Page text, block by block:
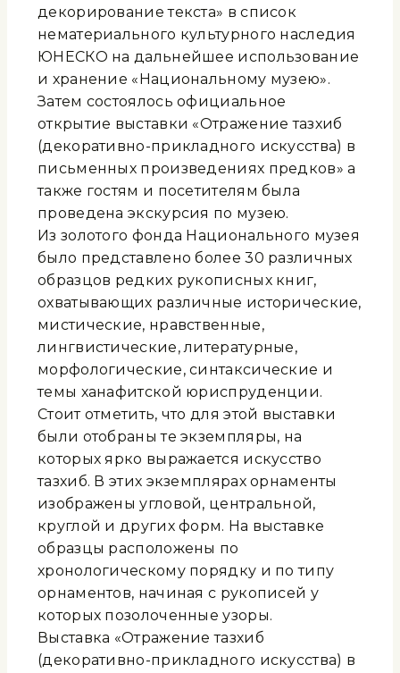
декорирование текста» в список
нематериального культурного наследия
ЮНЕСКО на дальнейшее использование
и хранение «Национальному музею».
Затем состоялось официальное
открытие выставки «Отражение тазхиб
(декоративно-прикладного искусства) в
письменных произведениях предков» а
также гостям и посетителям была
проведена экскурсия по музею.
Из золотого фонда Национального музея
было представлено более 30 различных
образцов редких рукописных книг,
охватывающих различные исторические,
мистические, нравственные,
лингвистические, литературные,
морфологические, синтаксические и
темы ханафитской юриспруденции.
Стоит отметить, что для этой выставки
были отобраны те экземпляры, на
которых ярко выражается искусство
тазхиб. В этих экземплярах орнаменты
изображены угловой, центральной,
круглой и других форм. На выставке
образцы расположены по
хронологическому порядку и по типу
орнаментов, начиная с рукописей у
которых позолоченные узоры.
Выставка «Отражение тазхиб
(декоративно-прикладного искусства) в